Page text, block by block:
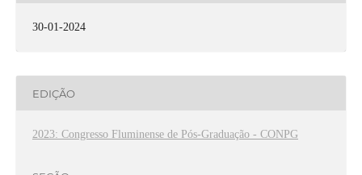
30-01-2024
EDIÇÃO
2023: Congresso Fluminense de Pós-Graduação - CONPG